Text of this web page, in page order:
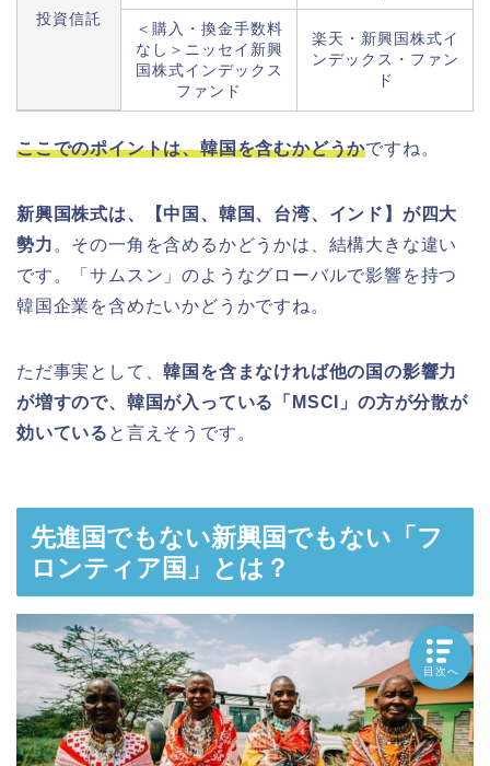
投資信託
＜購入・換金手数料
なし＞ニッセイ新興
国株式インデックス
ファンド
楽天・新興国株式イ
ンデックス・ファン
ド
ここでのポイントは、韓国を含むかどうかですね。
新興国株式は、【中国、韓国、台湾、インド】が四大
勢力 。その一角を含めるかどうかは、結構大きな違い
です。「サムスン」のようなグローバルで影響を持つ
韓国企業を含めたいかどうかですね。
ただ事実として、韓国を含まなければ他の国の影響力
が増すので、韓国が入っている「MSCI」の方が分散が
効いている と言えそうです。
先進国でもない新興国でもない「フ
ロンティア国」とは？
目次へ